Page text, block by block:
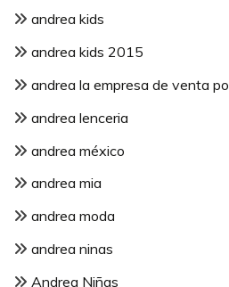
andrea kids
andrea kids 2015
andrea la empresa de venta
andrea lenceria
andrea méxico
andrea mia
andrea moda
andrea ninas
Andrea Niñas